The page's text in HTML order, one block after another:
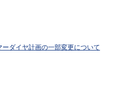
ダイヤ計画の一部変更について